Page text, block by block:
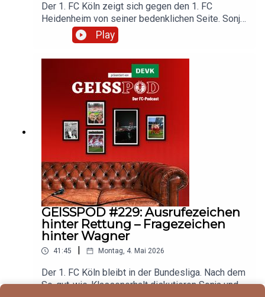
Der 1. FC Köln zeigt sich gegen den 1. FC
Heidenheim von seiner bedenklichen Seite. Sonja
und Marc diskutieren im GEISSPOD die Folgen
des schwachen Auftritts. Hört rein und diskutiert
mit!Dieser GEISSPOD wird präsentiert von
unserem Partner DEVK.So wurde der GEISSPOD
produziertMikrofon: Shure MV7+Mischpult: Rode
Podcaster ProSoftware: Audacity
Play
GEISSPOD #229: Ausrufezeichen
hinter Rettung – Fragezeichen
hinter Wagner
41:45 Montag, 4. Mai 2026
Der 1. FC Köln bleibt in der Bundesliga. Nach dem
So-gut-wie-Klassenerhalt diskutieren Sonja und